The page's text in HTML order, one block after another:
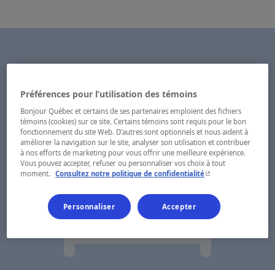
Préférences pour l’utilisation des témoins
Bonjour Québec et certains de ses partenaires emploient des fichiers
témoins (cookies) sur ce site. Certains témoins sont requis pour le bon
fonctionnement du site Web. D’autres sont optionnels et nous aident à
améliorer la navigation sur le site, analyser son utilisation et contribuer
à nos efforts de marketing pour vous offrir une meilleure expérience.
Vous pouvez accepter, refuser ou personnaliser vos choix à tout
moment. Consultez notre politique de confidentialité- Cet hyperlien
Personnaliser Accepter